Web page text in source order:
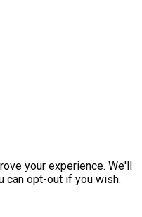
your experience. We'll
can opt-out if you wish.